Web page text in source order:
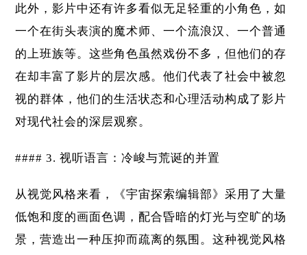
此外，影片中还有许多看似无足轻重的小角色，如
一个在街头表演的魔术师、一个流浪汉、一个普通
的上班族等。这些角色虽然戏份不多，但他们的存
在却丰富了影片的层次感。他们代表了社会中被忽
视的群体，他们的生活状态和心理活动构成了影片
对现代社会的深层观察。
#### 3. 视听语言：冷峻与荒诞的并置
从视觉风格来看，《宇宙探索编辑部》采用了大量
低饱和度的画面色调，配合昏暗的灯光与空旷的场
景，营造出一种压抑而疏离的氛围。这种视觉风格